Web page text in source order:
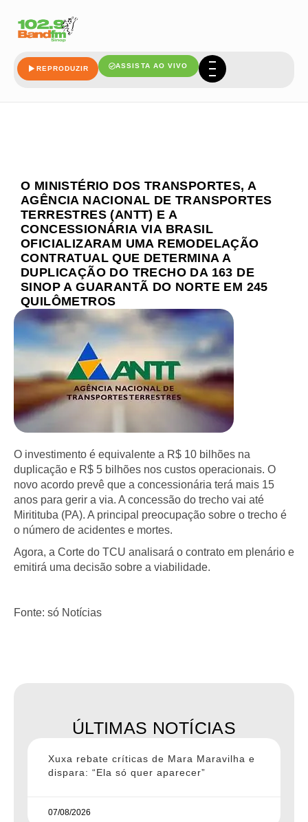
REPRODUZIR ASSISTA AO VIVO
O MINISTÉRIO DOS TRANSPORTES, A
AGÊNCIA NACIONAL DE TRANSPORTES
TERRESTRES (ANTT) E A
CONCESSIONÁRIA VIA BRASIL
OFICIALIZARAM UMA REMODELAÇÃO
CONTRATUAL QUE DETERMINA A
DUPLICAÇÃO DO TRECHO DA 163 DE
SINOP A GUARANTÃ DO NORTE EM 245
QUILÔMETROS
O investimento é equivalente a R$ 10 bilhões na
duplicação e R$ 5 bilhões nos custos operacionais. O
novo acordo prevê que a concessionária terá mais 15
anos para gerir a via. A concessão do trecho vai até
Miritituba (PA). A principal preocupação sobre o trecho é
o número de acidentes e mortes.
Agora, a Corte do TCU analisará o contrato em plenário e
emitirá uma decisão sobre a viabilidade.
Fonte: só Notícias
ÚLTIMAS NOTÍCIAS
Xuxa rebate críticas de Mara Maravilha e
dispara: “Ela só quer aparecer”
07/08/2026